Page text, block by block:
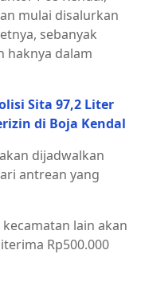
mulai disalurkan
sebanyak
haknya dalam
Sita 97,2 Liter
di Boja Kendal
dijadwalkan
antrean yang
lain akan
Rp500.000